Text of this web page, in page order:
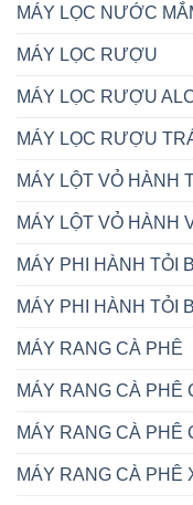
MÁY LỌC NƯỚC
MÁY LỌC RƯỢU
MÁY LỌC RƯỢU
MÁY LỌC RƯỢU
MÁY LỘT VỎ HÀNH
MÁY LỘT VỎ HÀNH
MÁY PHI HÀNH TỎI
MÁY PHI HÀNH TỎI
MÁY RANG CÀ PHÊ
MÁY RANG CÀ PHÊ
MÁY RANG CÀ PHÊ
MÁY RANG CÀ PHÊ